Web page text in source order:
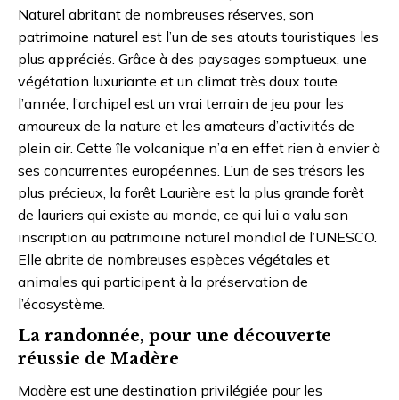
Naturel abritant de nombreuses réserves, son
patrimoine naturel est l’un de ses atouts touristiques les
plus appréciés. Grâce à des paysages somptueux, une
végétation luxuriante et un climat très doux toute
l’année, l’archipel est un vrai terrain de jeu pour les
amoureux de la nature et les amateurs d’activités de
plein air. Cette île volcanique n’a en effet rien à envier à
ses concurrentes européennes. L’un de ses trésors les
plus précieux, la forêt Laurière est la plus grande forêt
de lauriers qui existe au monde, ce qui lui a valu son
inscription au patrimoine naturel mondial de l’UNESCO.
Elle abrite de nombreuses espèces végétales et
animales qui participent à la préservation de
l’écosystème.
La randonnée, pour une découverte
réussie de Madère
Madère est une destination privilégiée pour les